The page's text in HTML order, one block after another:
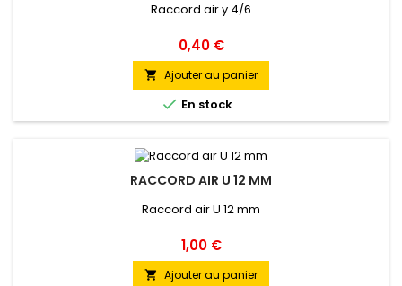
Raccord air y 4/6
Prix
0,40 €
 Ajouter au panier
 En stock
RACCORD AIR U 12 MM
Raccord air U 12 mm
Prix
1,00 €
 Ajouter au panier